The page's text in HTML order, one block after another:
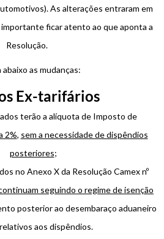
As alterações entraram em
ficar atento ao que aponta a
Resolução.
as mudanças:
Ex-tarifários
terão a alíquota de Imposto de
2%, sem a necessidade de dispêndios
posteriores;
no Anexo X da Resolução Camex nº
seguindo o regime de isenção
posterior ao desembaraço aduaneiro
aos dispêndios.